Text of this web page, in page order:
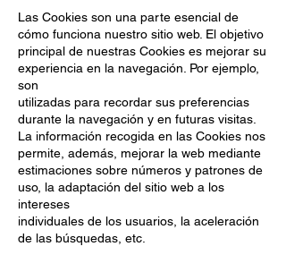
Las Cookies son una parte esencial de
cómo funciona nuestro sitio web. El objetivo
principal de nuestras Cookies es mejorar su
experiencia en la navegación. Por ejemplo,
son
utilizadas para recordar sus preferencias
durante la navegación y en futuras visitas.
La información recogida en las Cookies nos
permite, además, mejorar la web mediante
estimaciones sobre números y patrones de
uso, la adaptación del sitio web a los
intereses
individuales de los usuarios, la aceleración
de las búsquedas, etc.